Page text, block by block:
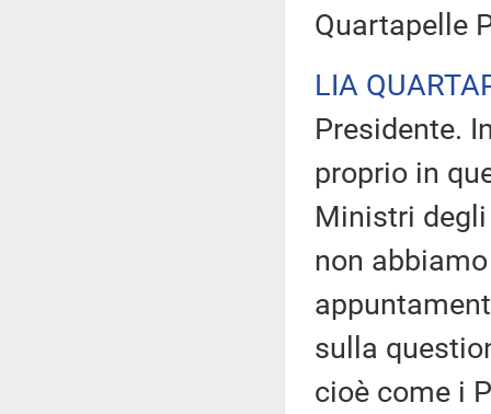
Quartapelle
LIA
Presidente.
proprio in
Ministri
non
sulla
cioè come i